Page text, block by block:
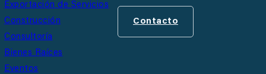
Exportación de Servicios
Construcción
Consultoría
Bienes Raíces
Eventos
Contacto